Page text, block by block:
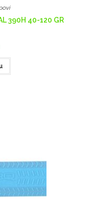
390H 40-120 GR